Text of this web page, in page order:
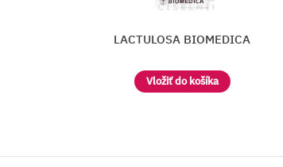
LACTULOSA BIOMEDICA
Vložiť do košíka